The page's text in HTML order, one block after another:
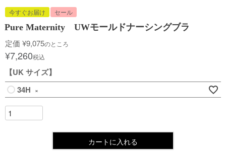
今すぐお届け セール
Pure Maternity UWモールドナーシングブラ
定価 ¥9,075のところ
¥7,260税込
【UK サイズ】
34H ×
カートに入れる